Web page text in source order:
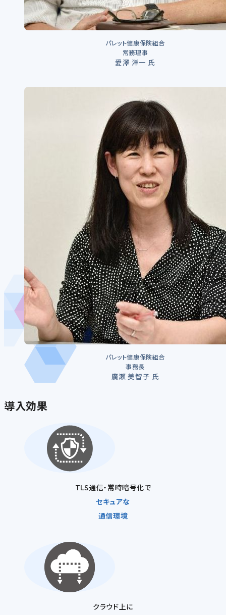
パレット健康保険組合
常務理事
愛澤 洋一 氏
パレット健康保険組合
事務長
廣瀬 美智子 氏
導入効果
TLS通信・常時暗号化で
セキュアな
通信環境
クラウド上に